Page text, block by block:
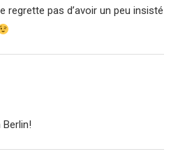
regrette pas d’avoir un peu insisté